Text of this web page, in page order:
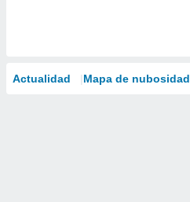
Actualidad Mapa de nubosidad